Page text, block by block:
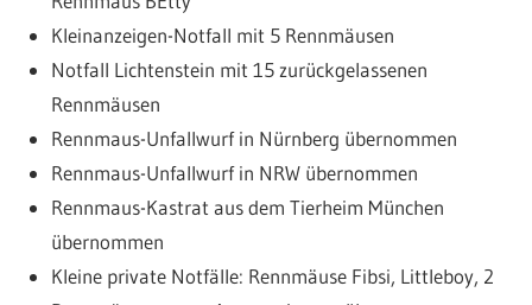
Kleinanzeigen-Notfall mit 5 Rennmäusen
Notfall Lichtenstein mit 15 zurückgelassenen
Rennmäusen
Rennmaus-Unfallwurf in Nürnberg übernommen
Rennmaus-Unfallwurf in NRW übernommen
Rennmaus-Kastrat aus dem Tierheim München
übernommen
Kleine private Notfälle: Rennmäuse Fibsi, Littleboy, 2